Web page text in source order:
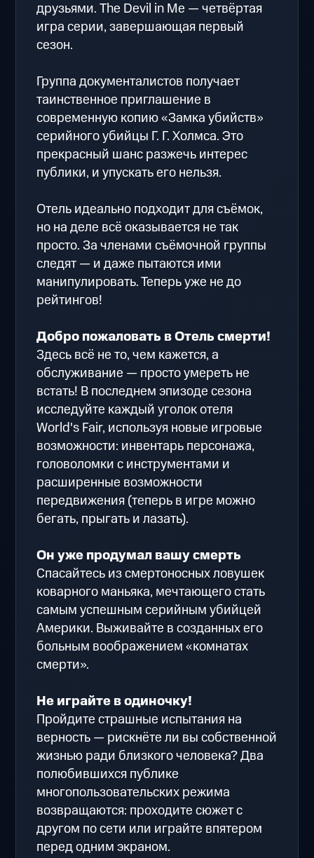
друзьями. The Devil in Me — четвёртая
игра серии, завершающая первый
сезон.
Группа документалистов получает
таинственное приглашение в
современную копию «Замка убийств»
серийного убийцы Г. Г. Холмса. Это
прекрасный шанс разжечь интерес
публики, и упускать его нельзя.
Отель идеально подходит для съёмок,
но на деле всё оказывается не так
просто. За членами съёмочной группы
следят — и даже пытаются ими
манипулировать. Теперь уже не до
рейтингов!
Добро пожаловать в Отель смерти!
Здесь всё не то, чем кажется, а
обслуживание — просто умереть не
встать! В последнем эпизоде сезона
исследуйте каждый уголок отеля
World's Fair, используя новые игровые
возможности: инвентарь персонажа,
головоломки с инструментами и
расширенные возможности
передвижения (теперь в игре можно
бегать, прыгать и лазать).
Он уже продумал вашу смерть
Спасайтесь из смертоносных ловушек
коварного маньяка, мечтающего стать
самым успешным серийным убийцей
Америки. Выживайте в созданных его
больным воображением «комнатах
смерти».
Не играйте в одиночку!
Пройдите страшные испытания на
верность — рискнёте ли вы собственной
жизнью ради близкого человека? Два
полюбившихся публике
многопользовательских режима
возвращаются: проходите сюжет с
другом по сети или играйте впятером
перед одним экраном.